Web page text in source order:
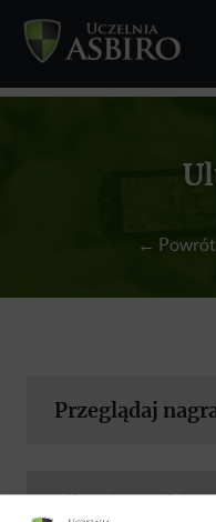
← Powrót
Przeglądaj